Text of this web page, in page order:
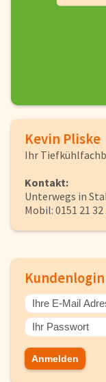
Über uns
Nährwerte &
Herkunftsländer
Lieferwagen
Startseite
Genussflyer
Impressum
AGB &
Registrieren
Kevin Pliske
Ihr
Kontakt:
Unterwegs in
Mobil: 0151 21 32
Kundenlogin